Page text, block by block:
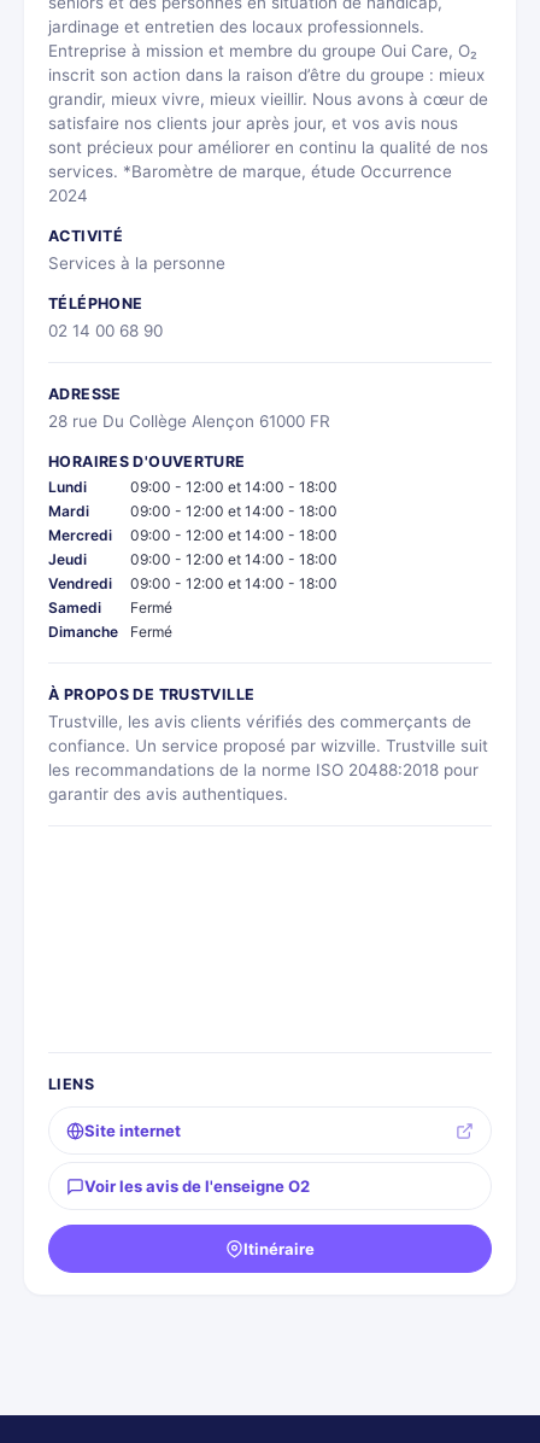
jardinage et entretien des locaux professionnels.
Entreprise à mission et membre du groupe Oui Care, O₂
inscrit son action dans la raison d’être du groupe : mieux
grandir, mieux vivre, mieux vieillir. Nous avons à cœur de
satisfaire nos clients jour après jour, et vos avis nous
sont précieux pour améliorer en continu la qualité de nos
services. *Baromètre de marque, étude Occurrence
2024
ACTIVITÉ
Services à la personne
TÉLÉPHONE
02 14 00 68 90
ADRESSE
28 rue Du Collège Alençon 61000 FR
HORAIRES D'OUVERTURE
Lundi
09:00 - 12:00 et 14:00 - 18:00
Mardi
09:00 - 12:00 et 14:00 - 18:00
Mercredi
09:00 - 12:00 et 14:00 - 18:00
Jeudi
09:00 - 12:00 et 14:00 - 18:00
Vendredi
09:00 - 12:00 et 14:00 - 18:00
Samedi
Fermé
Dimanche
Fermé
À PROPOS DE TRUSTVILLE
Trustville, les avis clients vérifiés des commerçants de
confiance. Un service proposé par wizville. Trustville suit
les recommandations de la norme ISO 20488:2018 pour
garantir des avis authentiques.
LIENS
Site internet
Voir les avis de l'enseigne O2
Itinéraire